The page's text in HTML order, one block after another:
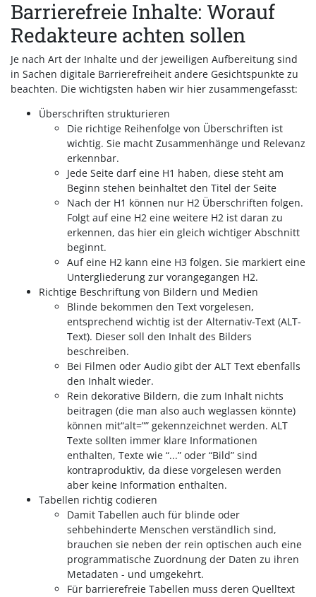
Barrierefreie Inhalte: Worauf
Redakteure achten sollen
Je nach Art der Inhalte und der jeweiligen Aufbereitung sind
in Sachen digitale Barrierefreiheit andere Gesichtspunkte zu
beachten. Die wichtigsten haben wir hier zusammengefasst:
Überschriften strukturieren
Die richtige Reihenfolge von Überschriften ist
wichtig. Sie macht Zusammenhänge und Relevanz
erkennbar.
Jede Seite darf eine H1 haben, diese steht am
Beginn stehen beinhaltet den Titel der Seite
Nach der H1 können nur H2 Überschriften folgen.
Folgt auf eine H2 eine weitere H2 ist daran zu
erkennen, das hier ein gleich wichtiger Abschnitt
beginnt.
Auf eine H2 kann eine H3 folgen. Sie markiert eine
Untergliederung zur vorangegangen H2.
Richtige Beschriftung von Bildern und Medien
Blinde bekommen den Text vorgelesen,
entsprechend wichtig ist der Alternativ-Text (ALT-
Text). Dieser soll den Inhalt des Bilders
beschreiben.
Bei Filmen oder Audio gibt der ALT Text ebenfalls
den Inhalt wieder.
Rein dekorative Bildern, die zum Inhalt nichts
beitragen (die man also auch weglassen könnte)
können mit“alt=”” gekennzeichnet werden. ALT
Texte sollten immer klare Informationen
enthalten, Texte wie “...” oder “Bild” sind
kontraproduktiv, da diese vorgelesen werden
aber keine Information enthalten.
Tabellen richtig codieren
Damit Tabellen auch für blinde oder
sehbehinderte Menschen verständlich sind,
brauchen sie neben der rein optischen auch eine
programmatische Zuordnung der Daten zu ihren
Metadaten - und umgekehrt.
Für barrierefreie Tabellen muss deren Quelltext